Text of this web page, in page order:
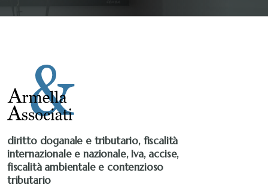
diritto doganale e tributario, fiscalità
internazionale e nazionale, Iva, accise,
fiscalità ambientale e contenzioso
tributario